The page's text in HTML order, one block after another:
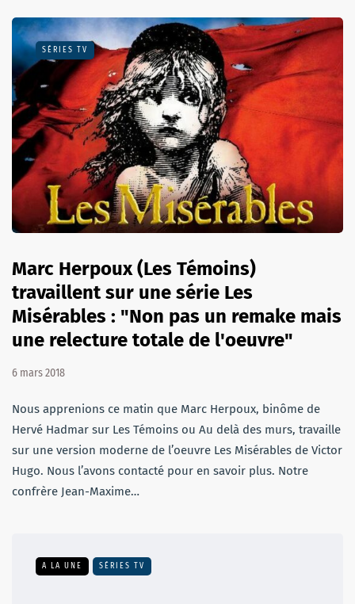
SÉRIES TV
Marc Herpoux (Les Témoins)
travaillent sur une série Les
Misérables : "Non pas un remake mais
une relecture totale de l'oeuvre"
6 mars 2018
Nous apprenions ce matin que Marc Herpoux, binôme de
Hervé Hadmar sur Les Témoins ou Au delà des murs, travaille
sur une version moderne de l’oeuvre Les Misérables de Victor
Hugo. Nous l’avons contacté pour en savoir plus. Notre
confrère Jean-Maxime…
A LA UNE SÉRIES TV